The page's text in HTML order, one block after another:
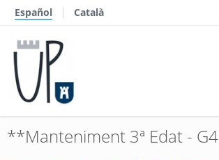
Español Català
**Manteniment 3ª Edat - G4